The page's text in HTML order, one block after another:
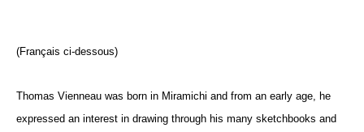
(Français ci-dessous)
Thomas Vienneau was born in Miramichi and from an early age, he
expressed an interest in drawing through his many sketchbooks and